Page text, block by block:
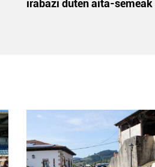
irabazi duten aita-semeak